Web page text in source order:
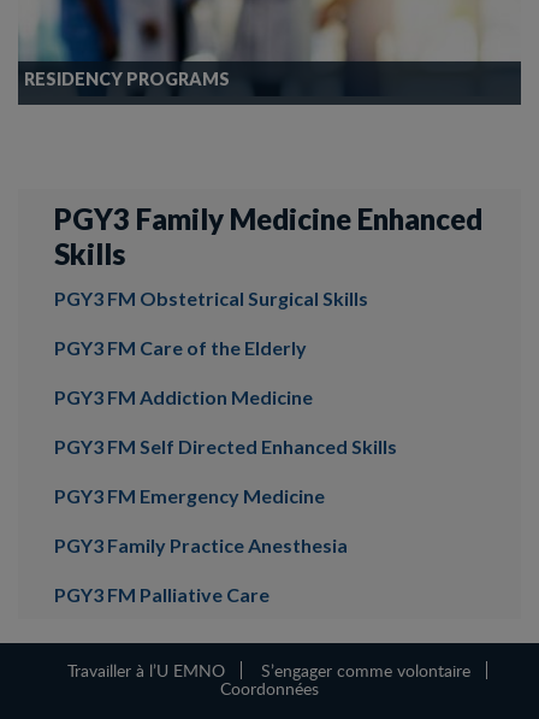
RESIDENCY PROGRAMS
PGY3 Family Medicine Enhanced
Skills
PGY3 FM Obstetrical Surgical Skills
PGY3 FM Care of the Elderly
PGY3 FM Addiction Medicine
PGY3 FM Self Directed Enhanced Skills
PGY3 FM Emergency Medicine
PGY3 Family Practice Anesthesia
PGY3 FM Palliative Care
Travailler à l’U EMNO S’engager comme volontaire
Coordonnées